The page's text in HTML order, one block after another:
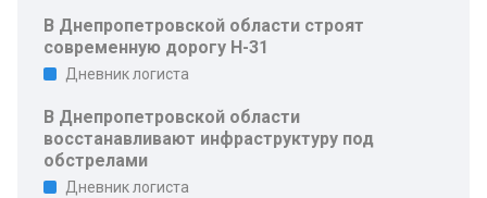
В Днепропетровской области строят
современную дорогу Н-31
Дневник логиста
В Днепропетровской области
восстанавливают инфраструктуру под
обстрелами
Дневник логиста